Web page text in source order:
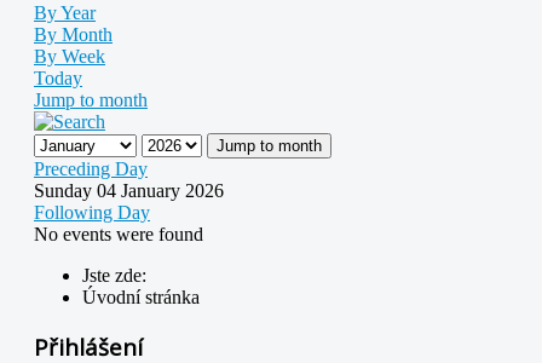
By Year
By Month
By Week
Today
Jump to month
Jump to month
Preceding Day
Sunday 04 January 2026
Following Day
No events were found
Jste zde:
Úvodní stránka
Přihlášení